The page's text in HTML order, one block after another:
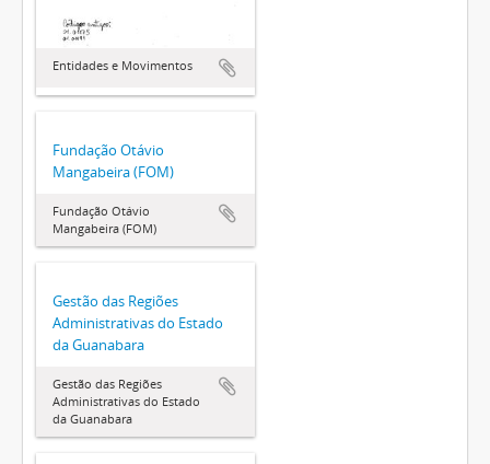
Entidades e Movimentos
Fundação Otávio
Mangabeira (FOM)
Fundação Otávio
Mangabeira (FOM)
Gestão das Regiões
Administrativas do Estado
da Guanabara
Gestão das Regiões
Administrativas do Estado
da Guanabara